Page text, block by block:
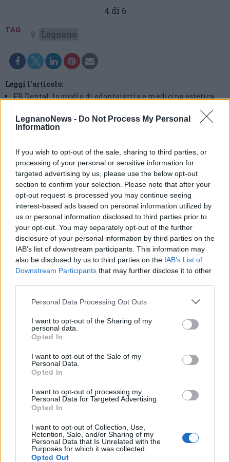
LegnanoNews - Do Not Process My Personal
Information
If you wish to opt-out of the sale, sharing to third parties, or
processing of your personal or sensitive information for
targeted advertising by us, please use the below opt-out
section to confirm your selection. Please note that after your
opt-out request is processed you may continue seeing
interest-based ads based on personal information utilized by
us or personal information disclosed to third parties prior to
your opt-out. You may separately opt-out of the further
disclosure of your personal information by third parties on the
IAB’s list of downstream participants. This information may
also be disclosed by us to third parties on the IAB’s List of
Downstream Participants that may further disclose it to other
Personal Data Processing Opt Outs
I want to opt-out of the Sharing of my
personal data.
Opted In
I want to opt-out of the Sale of my
Personal Data.
Opted In
I want to opt-out of processing my
Personal Data for Targeted Advertising.
Opted In
I want to opt-out of Collection, Use,
Retention, Sale, and/or Sharing of my
Personal Data that Is Unrelated with the
Purposes for which it was collected.
Opted Out
4 di 6
TAG Legnano
Leggi l'articolo:
FB Dental, lo studio di odontoiatria e medicina estetica
che mette al centro il paziente nel cuore di Legnano
Accedioregistratiper commentare questo
L'email è richiesta ma non verrà mostrata ai visitatori. Il contenuto di questo
commento esprime il pensiero dell'autore e non rappresenta la linea editoriale
di VareseNews.it, che rimane autonoma e indipendente. I messaggi inclusi nei
possono essere automaticamente pubblicati senza filtro preventivo. I commenti
che includano uno o più link a siti esterni verranno rimossi in automatico dal